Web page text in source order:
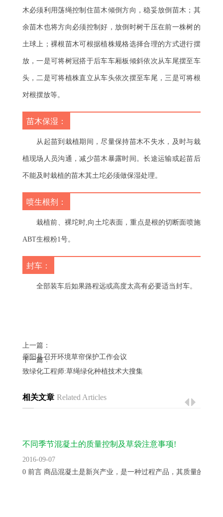
木必须利用荡绳控制住苗木倾倒方向，稳妥放倒苗木；其
余苗木也将方向必须控制好，放倒时树干压在前一株树的
土球上；裸根苗木可根据植株规格选择合理的方式进行摆
放，一是可将树冠搭于后车车厢板倾斜依次从车尾摆至车
头，二是可将植株直立从车头依次摆至车尾，三是可将根
对根摆放等。
苗木保湿：
从起苗到栽植期间，尽量保持苗木不失水，及时与栽
植现场人员沟通，减少苗木暴露时间。长途运输或起苗后
不能及时栽植的苗木其土坨必须做保湿处理。
喷生根剂：
栽植前、裸坨时,向土坨表面，重点是根的切断面喷施
ABT生根粉1号。
封车：
全部装车后如果路程远或高度太高有必要适当封车。
上一篇：
原阳县召开环境草帘保护工作会议
下一篇：
致绿化工程师:草绳绿化种植技术大搜集
相关文章 Related Articles
不同季节混凝土的质量控制及草袋注意事项!
2016-09-07
0 前言 商品混凝土是新兴产业，是一种过程产品，其质量的控制